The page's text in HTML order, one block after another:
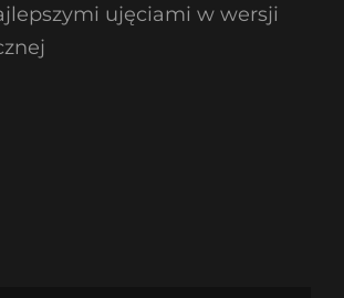
ujęciami w wersji